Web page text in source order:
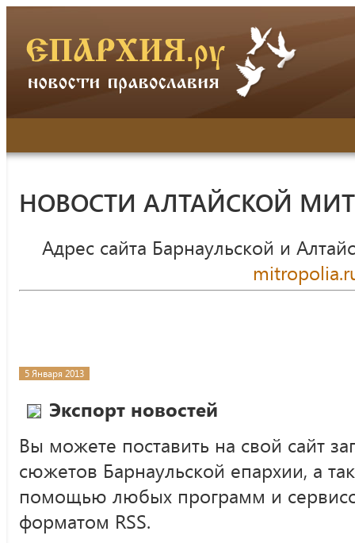
НОВОСТИ АЛТАЙСКОЙ
Адрес сайта Барнаульской и
5 Января 2013
Экспорт новостей
Вы можете поставить на свой сайт
сюжетов Барнаульской епархии, а
помощью любых программ и
форматом RSS.